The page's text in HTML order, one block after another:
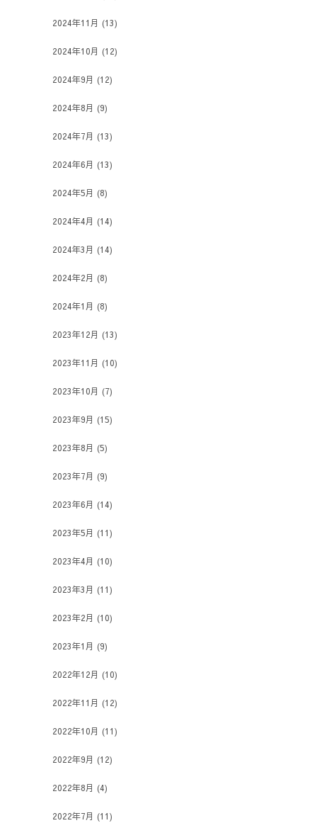
2024年11月 (13)
2024年10月 (12)
2024年9月 (12)
2024年8月 (9)
2024年7月 (13)
2024年6月 (13)
2024年5月 (8)
2024年4月 (14)
2024年3月 (14)
2024年2月 (8)
2024年1月 (8)
2023年12月 (13)
2023年11月 (10)
2023年10月 (7)
2023年9月 (15)
2023年8月 (5)
2023年7月 (9)
2023年6月 (14)
2023年5月 (11)
2023年4月 (10)
2023年3月 (11)
2023年2月 (10)
2023年1月 (9)
2022年12月 (10)
2022年11月 (12)
2022年10月 (11)
2022年9月 (12)
2022年8月 (4)
2022年7月 (11)